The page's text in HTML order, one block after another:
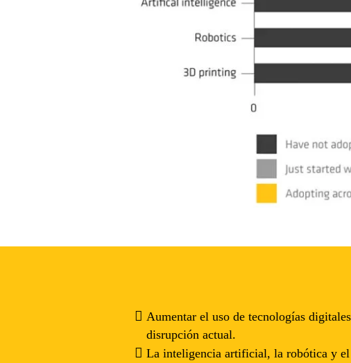
Aumentar el uso de tecnologías
disrupción actual.
La inteligencia artificial, la robótica y